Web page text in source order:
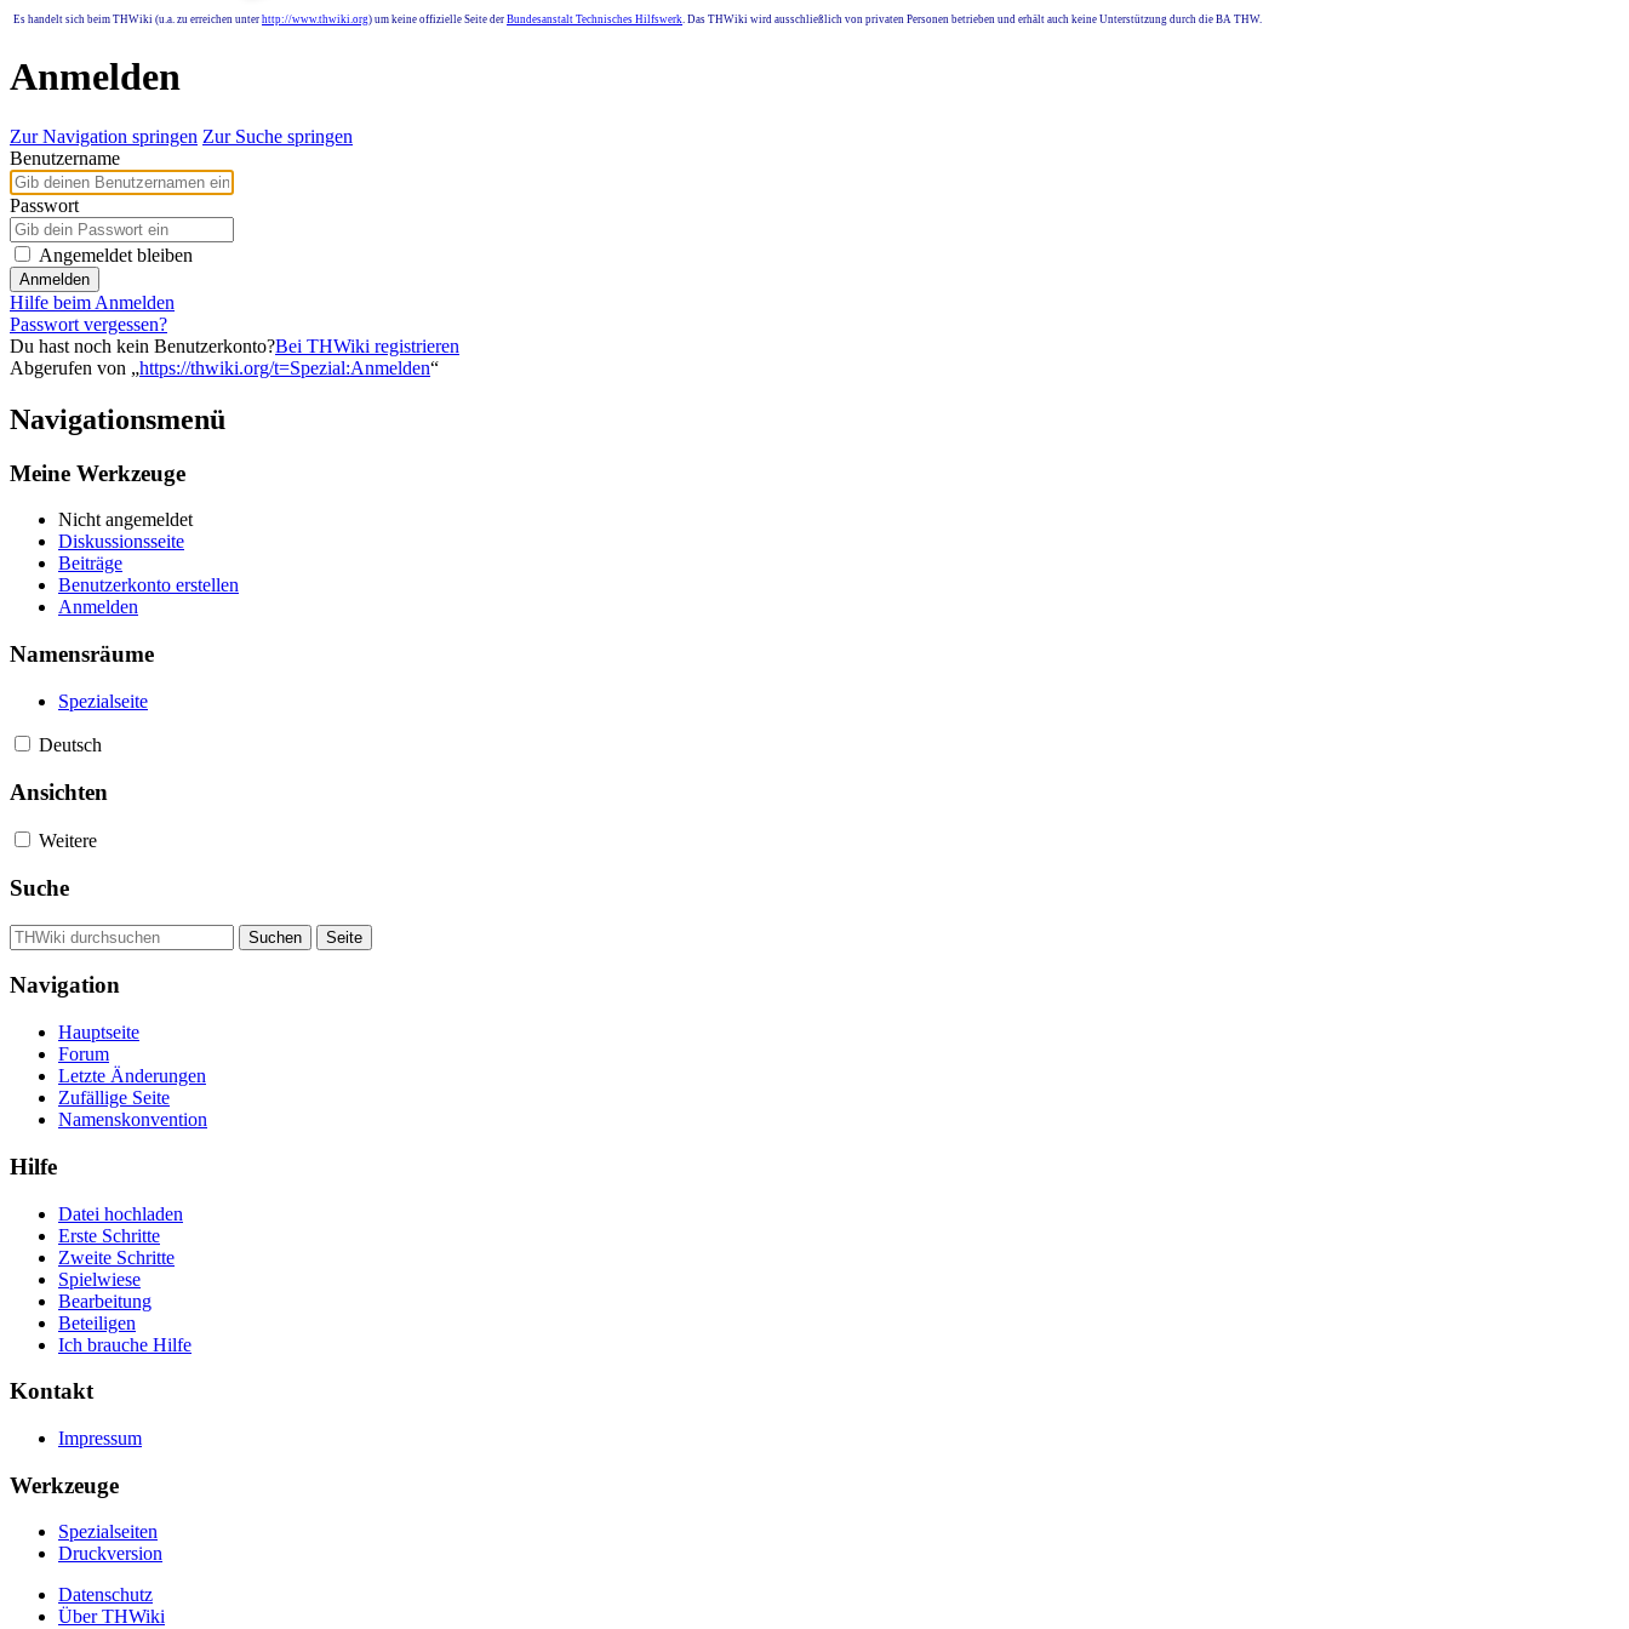
Es handelt sich beim THWiki (u.a. zu erreichen unter http://www.thwiki.org) um keine offizielle Seite der Bundesanstalt Technisches Hilfswerk. Das THWiki wird ausschließlich von privaten Personen betrieben und erhält auch keine Unterstützung durch die BA THW.
Anmelden
Zur Navigation springen Zur Suche springen
Benutzername
Passwort
Angemeldet bleiben
Anmelden
Hilfe beim Anmelden
Passwort vergessen?
Du hast noch kein Benutzerkonto?Bei THWiki registrieren
Abgerufen von „https://thwiki.org/t=Spezial:Anmelden“
Navigationsmenü
Meine Werkzeuge
Nicht angemeldet
Diskussionsseite
Beiträge
Benutzerkonto erstellen
Anmelden
Namensräume
Spezialseite
Deutsch
Ansichten
Weitere
Suche
Navigation
Hauptseite
Forum
Letzte Änderungen
Zufällige Seite
Namenskonvention
Hilfe
Datei hochladen
Erste Schritte
Zweite Schritte
Spielwiese
Bearbeitung
Beteiligen
Ich brauche Hilfe
Kontakt
Impressum
Werkzeuge
Spezialseiten
Druckversion
Datenschutz
Über THWiki